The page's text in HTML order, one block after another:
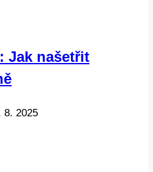
Jak našetřit
8. 2025